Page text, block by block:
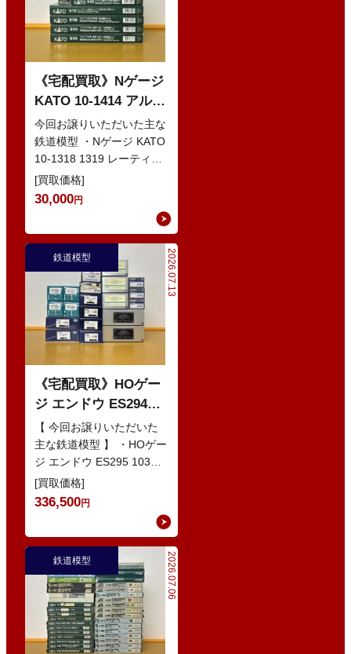
《宅配買取》Nゲージ
KATO 10-1414 アルプ
スの赤い客車 EWI な
どの鉄道模型
今回お譲りいただいた主な
鉄道模型 ・Nゲージ KATO
10-1318 1319 レーティッ
シュ鉄道 ベルニナ急行 ・
Nゲージ K…
[買取価格]
30,000円
2026.07.13
鉄道模型
《宅配買取》HOゲー
ジ エンドウ ES294
103系1200番代 東西線
色 基本5輌 Nセット
などの鉄道模型
【 今回お譲りいただいた
主な鉄道模型 】 ・HOゲー
ジ エンドウ ES295 103系
1200番代 東西線色 中間5
輌 Oセット …
[買取価格]
336,500円
2026.07.06
鉄道模型